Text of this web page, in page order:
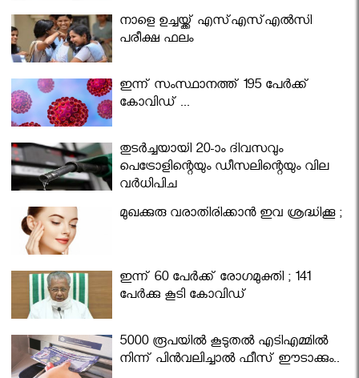
നാളെ ഉച്ചയ്ക്ക് എസ്എസ്എല്‍സി
പരീക്ഷ ഫലം
ഇന്ന് സംസ്ഥാനത്ത് 195 പേര്‍ക്ക്
കോവിഡ് ...
തുടർച്ചയായി 20-ാം ദിവസവും
പെട്രോളിന്റെയും ഡീസലിന്റെയും വില
വര്‍ധിപ്പിച്ചു
മുഖക്കുരു വരാതിരിക്കാന്‍ ഇവ ശ്രദ്ധിക്കൂ ;
ഇന്ന് 60 പേർക്ക് രോഗമുക്തി ; 141
പേര്‍ക്കു കൂടി കോവിഡ്
5000 രൂപയിൽ കൂടുതൽ എടിഎമ്മിൽ
നിന്ന് പിൻവലിച്ചാൽ ഫീസ് ഈടാക്കും..